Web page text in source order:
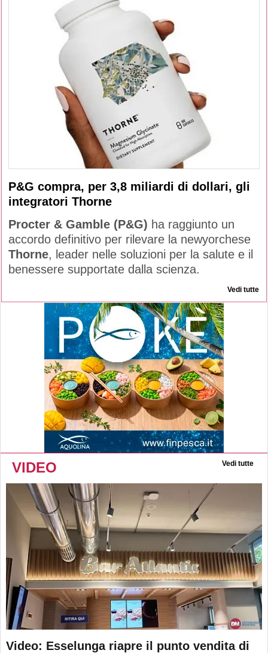
P&G compra, per 3,8 miliardi di dollari, gli
integratori Thorne
Procter & Gamble (P&G) ha raggiunto un
accordo definitivo per rilevare la newyorchese
Thorne, leader nelle soluzioni per la salute e il
benessere supportate dalla scienza.
Vedi tutte
VIDEO Vedi tutte
Video: Esselunga riapre il punto vendita di